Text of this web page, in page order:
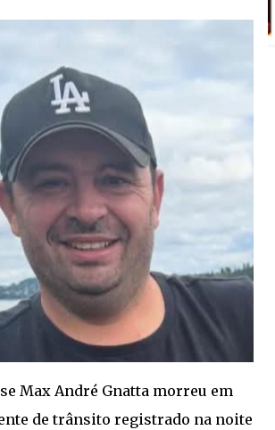
Max André Gnatta morreu em
de trânsito registrado na noite